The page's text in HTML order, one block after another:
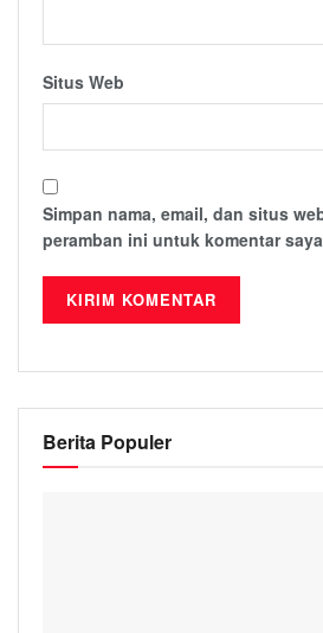
Situs Web
Simpan nama, email, dan situs
peramban ini untuk komentar
Berita Populer